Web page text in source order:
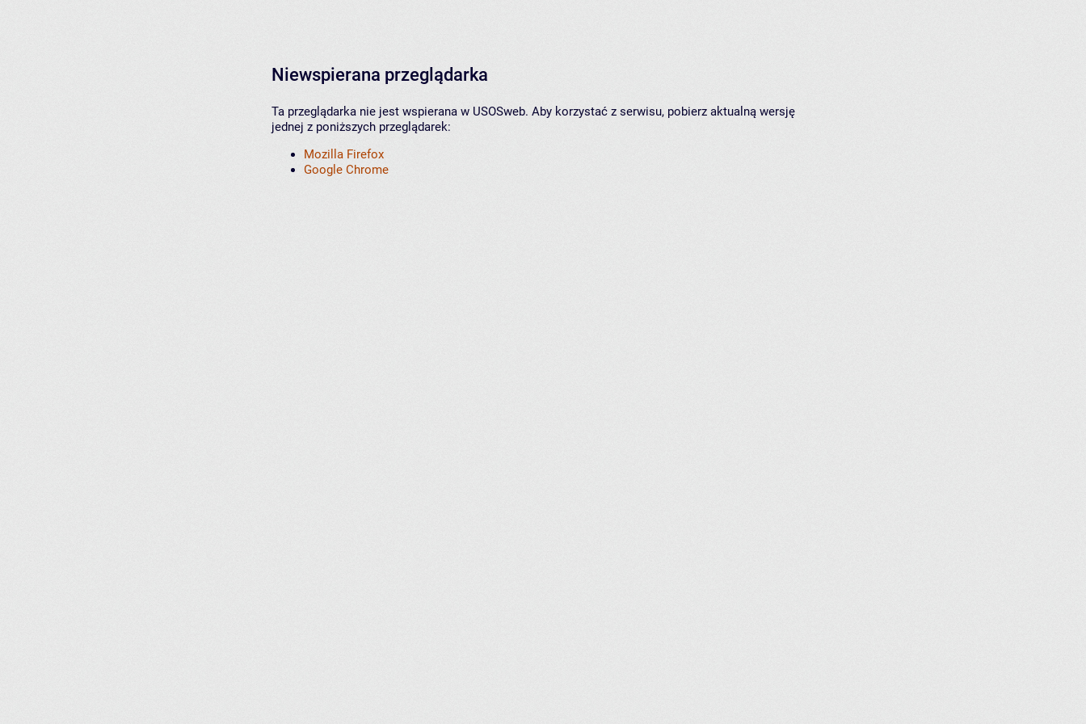
Niewspierana przeglądarka
Ta przeglądarka nie jest wspierana w USOSweb. Aby korzystać z serwisu, pobierz aktualną wersję
jednej z poniższych przeglądarek:
Mozilla Firefox
Google Chrome